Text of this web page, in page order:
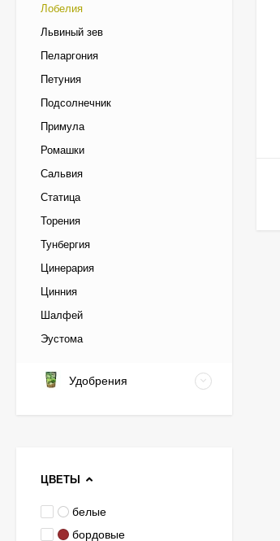
Лобелия
Львиный зев
Пеларгония
Петуния
Подсолнечник
Примула
Ромашки
Сальвия
Статица
Торения
Тунбергия
Цинерария
Цинния
Шалфей
Эустома
Удобрения
ЦВЕТЫ
белые
бордовые